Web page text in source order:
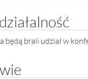
będą brali udział w